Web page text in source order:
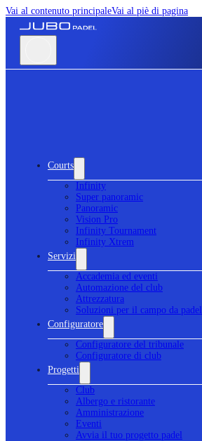
Vai al contenuto principaleVai al piè di pagina
Courts
Infinity
Super panoramic
Panoramic
Vision Pro
Infinity Tournament
Infinity Xtrem
Servizi
Accademia ed eventi
Automazione del club
Attrezzatura
Soluzioni per il campo da padel
Configuratore
Configuratore del tribunale
Configuratore di club
Progetti
Club
Albergo e ristorante
Amministrazione
Eventi
Avvia il tuo progetto padel